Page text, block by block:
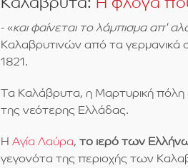
- «και φαίνεται το λάμπισμα απ'
Καλαβρυτινών από τα γερμανικά
1821.
Τα Καλάβρυτα, η Μαρτυρική πόλη
της νεότερης Ελλάδας.
Η Αγία Λαύρα, το ιερό των
γεγονότα της περιοχής των